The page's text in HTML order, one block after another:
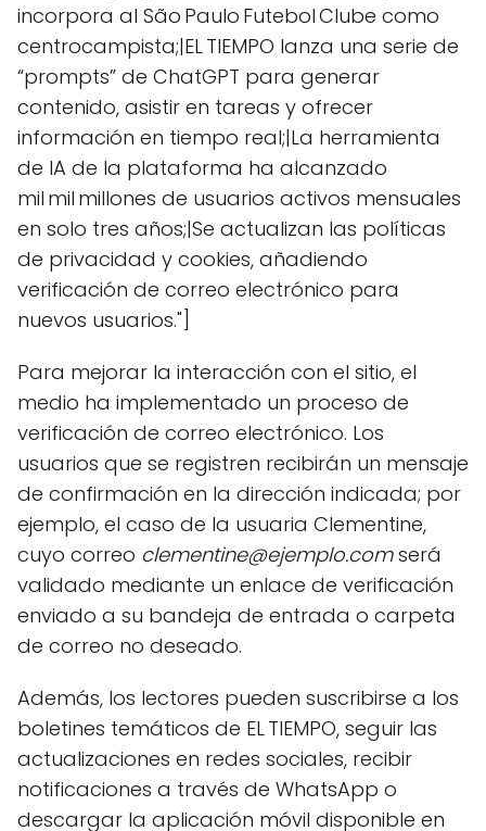
incorpora al São Paulo Futebol Clube como
centrocampista;|EL TIEMPO lanza una serie de
“prompts” de ChatGPT para generar
contenido, asistir en tareas y ofrecer
información en tiempo real;|La herramienta
de IA de la plataforma ha alcanzado
mil mil millones de usuarios activos mensuales
en solo tres años;|Se actualizan las políticas
de privacidad y cookies, añadiendo
verificación de correo electrónico para
nuevos usuarios."]
Para mejorar la interacción con el sitio, el
medio ha implementado un proceso de
verificación de correo electrónico. Los
usuarios que se registren recibirán un mensaje
de confirmación en la dirección indicada; por
ejemplo, el caso de la usuaria Clementine,
cuyo correo clementine@ejemplo.comserá
validado mediante un enlace de verificación
enviado a su bandeja de entrada o carpeta
de correo no deseado.
Además, los lectores pueden suscribirse a los
boletines temáticos de EL TIEMPO, seguir las
actualizaciones en redes sociales, recibir
notificaciones a través de WhatsApp o
descargar la aplicación móvil disponible en